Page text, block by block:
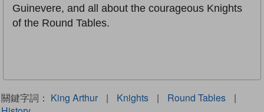
Guinevere, and all about the courageous Knights
of the Round Tables.
關鍵字詞： King Arthur | Knights | Round Tables
|